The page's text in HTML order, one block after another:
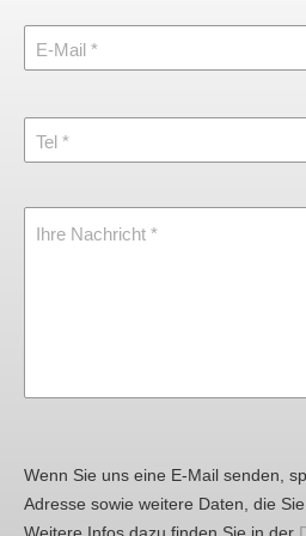
E-Mail
Tel
Ihre Nachricht
Wenn Sie uns eine E-Mail senden,
Adresse sowie weitere Daten, die